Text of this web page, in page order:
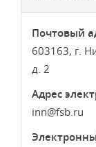
Почтовый
603163, г.
д. 2
Адрес
inn
fsb.ru